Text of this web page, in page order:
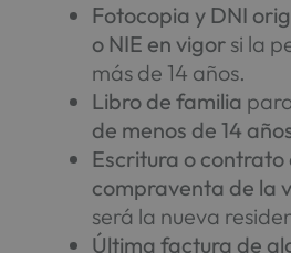
Fotocopia y DNI
o NIE en vigor si la
más de 14 años.
Libro de familia
de menos de 14
Escritura o contrato
compraventa de la
será la nueva
Última factura de